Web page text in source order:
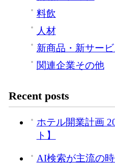
料飲
人材
新商品・新サービ
関連企業その他
Recent posts
ホテル開業計画
ト】
AI検索が主流の